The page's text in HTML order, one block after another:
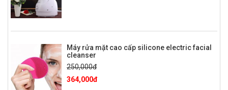
Máy rửa mặt cao cấp silicone electric facial
cleanser
250,000đ
364,000đ